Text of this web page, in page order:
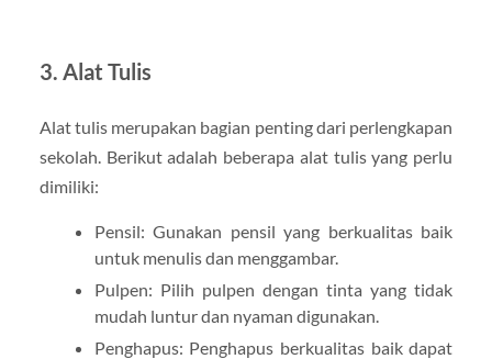
3. Alat Tulis
Alat tulis merupakan bagian penting dari perlengkapan
sekolah. Berikut adalah beberapa alat tulis yang perlu
dimiliki:
Pensil: Gunakan pensil yang berkualitas baik
untuk menulis dan menggambar.
Pulpen: Pilih pulpen dengan tinta yang tidak
mudah luntur dan nyaman digunakan.
Penghapus: Penghapus berkualitas baik dapat